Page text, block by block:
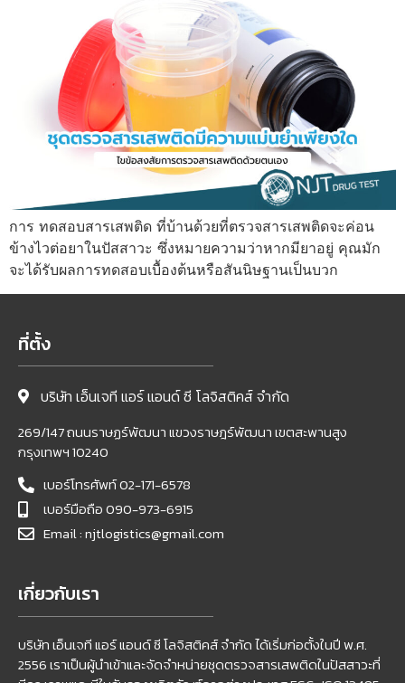
การ ทดสอบสารเสพติด ที่บ้านด้วยที่ตรวจสารเสพติดจะค่อน
ข้างไวต่อยาในปัสสาวะ ซึ่งหมายความว่าหากมียาอยู่ คุณมัก
จะได้รับผลการทดสอบเบื้องต้นหรือสันนิษฐานเป็นบวก
ที่ตั้ง
บริษัท เอ็นเจที แอร์ แอนด์ ซี โลจิสติคส์ จำกัด
269/147 ถนนราษฏร์พัฒนา แขวงราษฎร์พัฒนา เขตสะพานสูง
กรุงเทพฯ 10240
เบอร์โทรศัพท์ 02-171-6578
เบอร์มือถือ 090-973-6915
Email : njtlogistics@gmail.com
เกี่ยวกับเรา
บริษัท เอ็นเจที แอร์ แอนด์ ซี โลจิสติคส์ จำกัด ได้เริ่มก่อตั้งในปี พ.ศ.
2556 เราเป็นผู้นำเข้าและจัดจำหน่ายชุดตรวจสารเสพติดในปัสสาวะที่